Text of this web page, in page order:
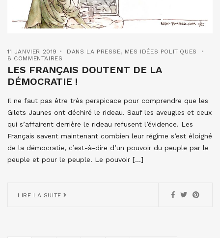
11 JANVIER 2019 DANS LA PRESSE, MES IDÉES POLITIQUES
8 COMMENTAIRES
LES FRANÇAIS DOUTENT DE LA
DÉMOCRATIE !
Il ne faut pas être très perspicace pour comprendre que les
Gilets Jaunes ont déchiré le rideau. Sauf les aveugles et ceux
qui s’affairent derrière le rideau refusent l’évidence. Les
Français savent maintenant combien leur régime s’est éloigné
de la démocratie, c’est-à-dire d’un pouvoir du peuple par le
peuple et pour le peuple. Le pouvoir […]
LIRE LA SUITE